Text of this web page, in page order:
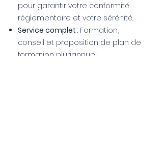
pour garantir votre conformité
réglementaire et votre sérénité.
Service complet : Formation,
conseil et proposition de plan de
formation pluriannuel.